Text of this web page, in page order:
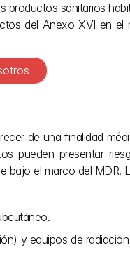
sanitarios
del Anexo XVI en
de una finalidad
pueden presentar
bajo el marco del MDR.
y equipos de